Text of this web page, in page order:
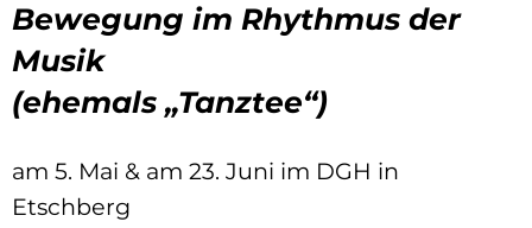
Bewegung im Rhythmus der
Musik
(ehemals „Tanztee“)
am 5. Mai & am 23. Juni im DGH in
Etschberg